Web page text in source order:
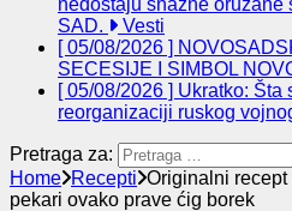
nedostaju snažne
SAD.
Vesti
[ 05/08/2026 ]
SECESIJE I SIMBOL
[ 05/08/2026 ] Ukratko: Šta
reorganizaciji ruskog
Pretraga za:
Home Recepti Originalni recept
pekari ovako prave ćig borek